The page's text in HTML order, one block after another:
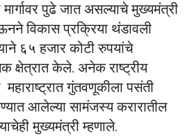
पुढे जात असल्याचे मुख्यमंत्री
विकास प्रक्रिया थंडावली
६५ हजार कोटी रुपयांचे
क्षेत्रात केले. अनेक राष्ट्रीय
गुंतवणूकीला पसंती
आलेल्या सामंजस्य करारातील
मुख्यमंत्री म्हणाले.